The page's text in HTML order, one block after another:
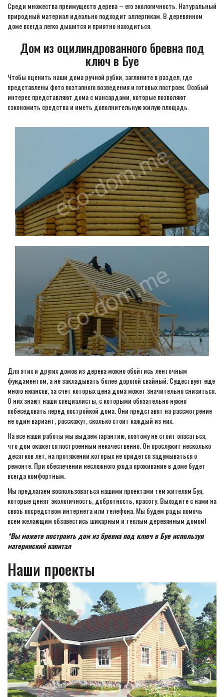
Среди множества преимуществ дерева – его экологичность. Натуральный
природный материал идеально подходит аллергикам. В деревянном
доме всегда легко дышится и приятно находиться.
Дом из оцилиндрованного бревна под
ключ в Буе
Чтобы оценить наши дома ручной рубки, загляните в раздел, где
представлены фото поэтапного возведения и готовых построек. Особый
интерес представляют дома с мансардами, которые позволяют
сэкономить средства и иметь дополнительную жилую площадь.
Для этих и других домов из дерева можно обойтись ленточным
фундаментом, а не закладывать более дорогой свайный. Существует еще
много нюансов, за счет которых цена дома может значительно снизиться.
О них знают наши специалисты, с которыми обязательно нужно
побеседовать перед постройкой дома. Они представят на рассмотрение
не один вариант, расскажут, сколько стоит каждый из них.
На все наши работы мы выдаем гарантию, поэтому не стоит опасаться,
что дом окажется построенным некачественно. Он прослужит несколько
десятков лет, на протяжении которых не придется задумываться о
ремонте. При обеспечении несложного ухода проживание в доме будет
всегда комфортным.
Мы предлагаем воспользоваться нашими проектами тем жителям Буя,
которые ценят экологичность, добротность, красоту. Выходите с нами на
связь посредством интернета или телефона. Мы будем рады помочь
всем желающим обзавестись шикарным и теплым деревянным домом!
*Вы можете построить дом из бревна под ключ в Буе используя
материнский капитал
Наши проекты